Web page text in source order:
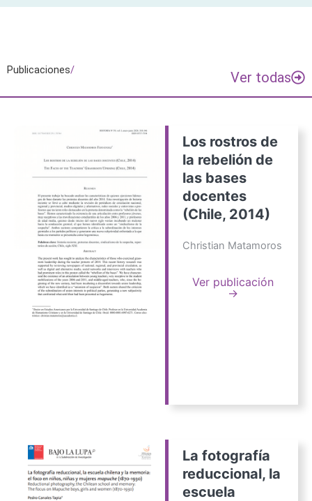
Publicaciones/ Ver todas
Los rostros de
la rebelión de
las bases
docentes
(Chile, 2014)
Christian Matamoros
Ver publicación
→
La fotografía
reduccional, la
escuela